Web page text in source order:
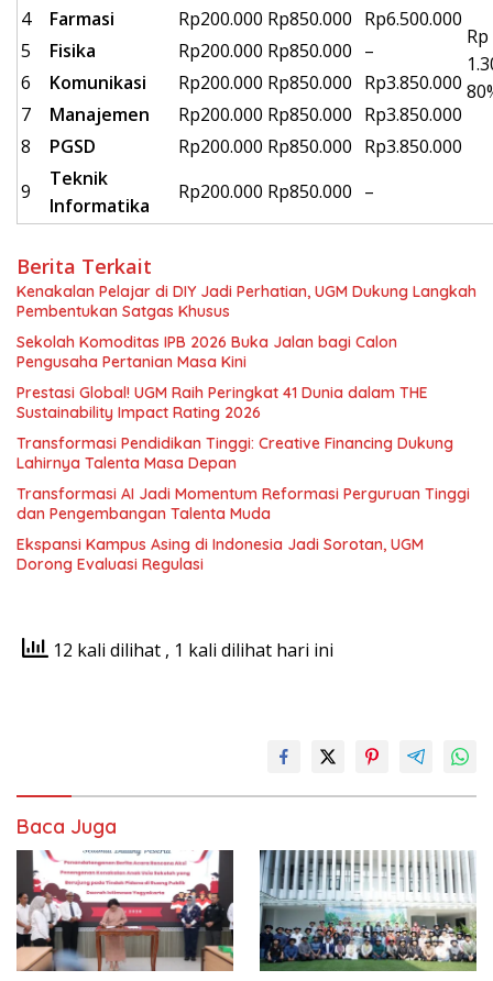
4
Farmasi Rp200.000 Rp850.000 Rp6.500.000
5
Fisika Rp200.000 Rp850.000 –
6
Komunikasi Rp200.000 Rp850.000 Rp3.850.000
7
Manajemen Rp200.000 Rp850.000 Rp3.850.000
8
PGSD Rp200.000 Rp850.000 Rp3.850.000
9
Teknik
Informatika
Rp200.000 Rp850.000 –
Berita Terkait
Kenakalan Pelajar di DIY Jadi Perhatian, UGM Dukung Langkah
Pembentukan Satgas Khusus
Sekolah Komoditas IPB 2026 Buka Jalan bagi Calon
Pengusaha Pertanian Masa Kini
Prestasi Global! UGM Raih Peringkat 41 Dunia dalam THE
Sustainability Impact Rating 2026
Transformasi Pendidikan Tinggi: Creative Financing Dukung
Lahirnya Talenta Masa Depan
Transformasi AI Jadi Momentum Reformasi Perguruan Tinggi
dan Pengembangan Talenta Muda
Ekspansi Kampus Asing di Indonesia Jadi Sorotan, UGM
Dorong Evaluasi Regulasi
12 kali dilihat , 1 kali dilihat hari ini
Baca Juga